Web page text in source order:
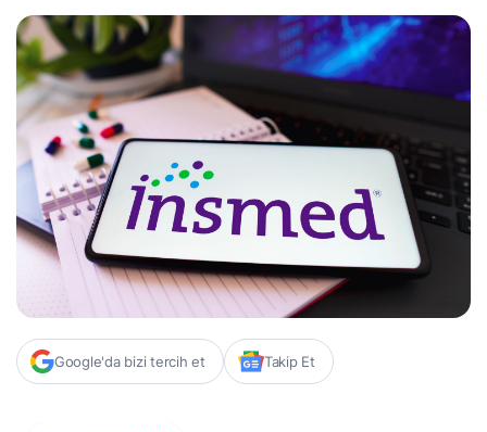
Google'da bizi tercih et Takip Et